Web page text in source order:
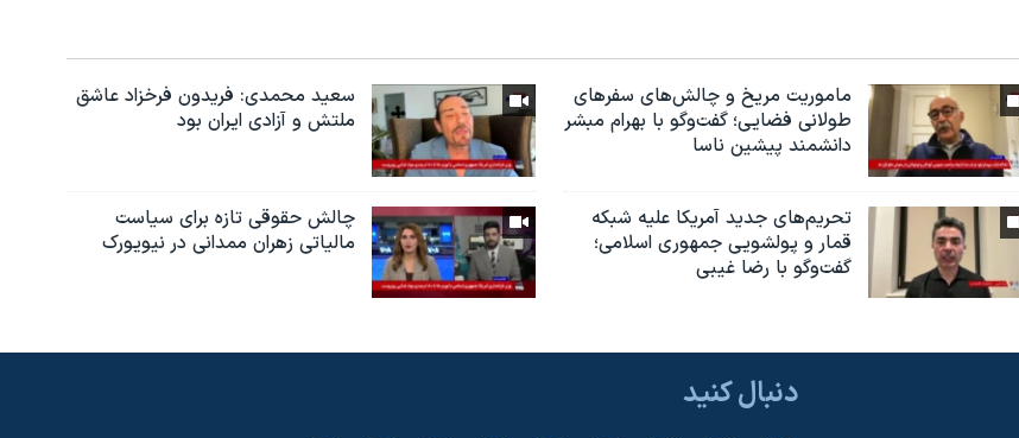
ماموریت مریخ و چالش‌های سفرهای
طولانی فضایی؛ گفت‌وگو با بهرام مبشر
دانشمند پیشین ناسا
سعید محمدی: فریدون فرخزاد عاشق
ملتش و آزادی ایران بود
تحریم‌های جدید آمریکا علیه شبکه
قمار و پولشویی جمهوری اسلامی؛
گفت‌وگو با رضا غیبی
چالش حقوقی تازه برای سیاست
مالیاتی زهران ممدانی در نیویورک
دنبال کنید